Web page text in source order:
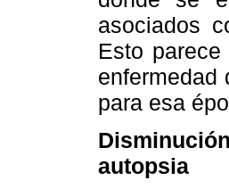
asociados
Esto
enfermedad
para esa
autopsia